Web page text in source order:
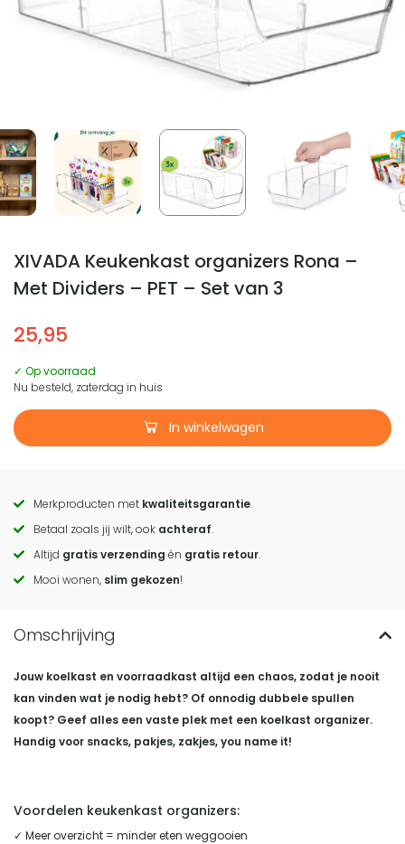
XIVADA Keukenkast organizers Rona –
Met Dividers – PET – Set van 3
25,95
✓ Op voorraad
Nu besteld, zaterdag in huis
In winkelwagen
Call
to
actions
Merkproducten met kwaliteitsgarantie.
Betaal zoals jij wilt, ook achteraf.
Altijd gratis verzending én gratis retour.
Mooi wonen, slim gekozen!
Jouw koelkast en voorraadkast altijd een chaos, zodat je nooit
kan vinden wat je nodig hebt? Of onnodig dubbele spullen
koopt? Geef alles een vaste plek met een koelkast organizer.
Handig voor snacks, pakjes, zakjes, you name it!
Voordelen keukenkast organizers:
✓ Meer overzicht = minder eten weggooien